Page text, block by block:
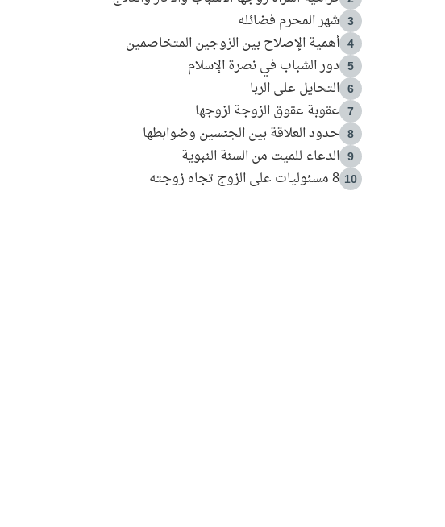
3 شهر المحرم فضائله
4 أهمية الإصلاح بين الزوجين المتخاصمين
5 دور الشباب في نصرة الإسلام
6 التحايل على الربا
7 عقوبة عقوق الزوجة لزوجها
8 حدود العلاقة بين الجنسين وضوابطها
9 الدعاء للميت من السنة النبوية
10 8 مسئوليات على الزوج تجاه زوجته